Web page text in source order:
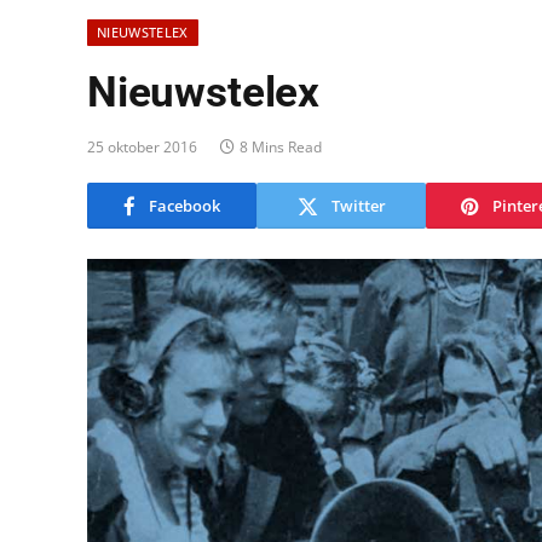
NIEUWSTELEX
Nieuwstelex
25 oktober 2016 8 Mins Read
Facebook Twitter